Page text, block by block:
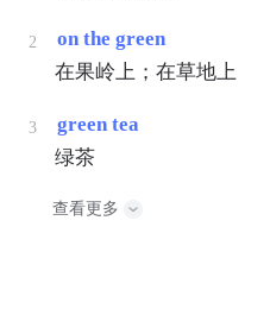
2
on the green
在果岭上；在草地上
3
green tea
绿茶
查看更多